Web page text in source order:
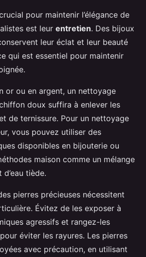
pour maintenir l’élégance de
est leur entretien. Des bijoux
leur éclat et leur beauté
qui est essentiel pour maintenir
or ou en argent, un nettoyage
doux suffira à enlever les
de ternissure. Pour un nettoyage
vous pouvez utiliser des
disponibles en bijouterie ou
maison comme un mélange
tiède.
pierres précieuses nécessitent
Évitez de les exposer à
agressifs et rangez-les
éviter les rayures. Les pierres
avec précaution, en utilisant